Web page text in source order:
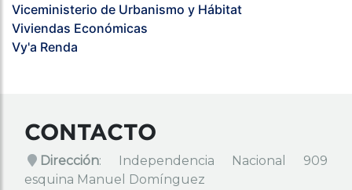
Viceministerio de Urbanismo y Hábitat
Viviendas Económicas
Vy'a Renda
CONTACTO
Dirección: Independencia Nacional 909
esquina Manuel Domínguez